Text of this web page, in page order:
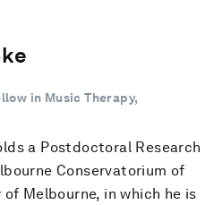
in Music Therapy,
a Postdoctoral Research
Conservatorium of
Melbourne, in which he is